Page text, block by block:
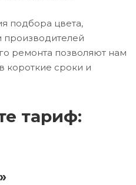
подбора цвета,
производителей
ремонта позволяют нам
короткие сроки и
тариф: